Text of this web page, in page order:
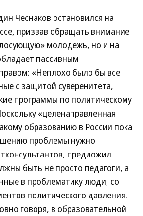
Чеснаков остановился на
призвав обращать внимание
молодежь, но и на
пассивным
«Неплохо было бы все
с защитой суверенитета,
программы по политическому
«целенаправленная
образованию в России пока
проблемы нужно
предложил
быть не просто педагоги, а
в проблематику люди, со
политического давления.
говоря, в образовательной